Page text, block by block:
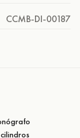
CCMB-DI-00187